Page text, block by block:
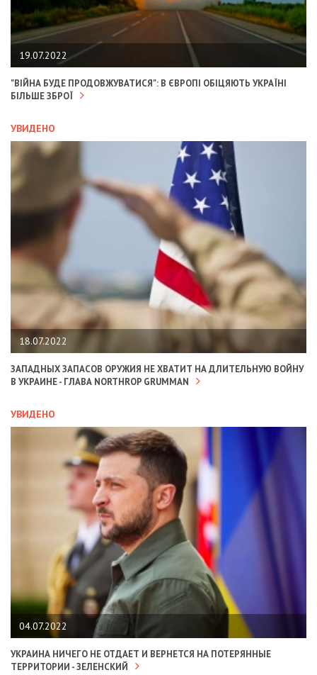
19.07.2022
"ВІЙНА БУДЕ ПРОДОВЖУВАТИСЯ": В ЄВРОПІ ОБІЦЯЮТЬ УКРАЇНІ
БІЛЬШЕ ЗБРОЇ
УВИДЕНО
18.07.2022
ЗАПАДНЫХ ЗАПАСОВ ОРУЖИЯ НЕ ХВАТИТ НА ДЛИТЕЛЬНУЮ ВОЙНУ
В УКРАИНЕ - ГЛАВА NORTHROP GRUMMAN
УВИДЕНО
04.07.2022
УКРАИНА НИЧЕГО НЕ ОТДАЕТ И ВЕРНЕТСЯ НА ПОТЕРЯННЫЕ
ТЕРРИТОРИИ - ЗЕЛЕНСКИЙ